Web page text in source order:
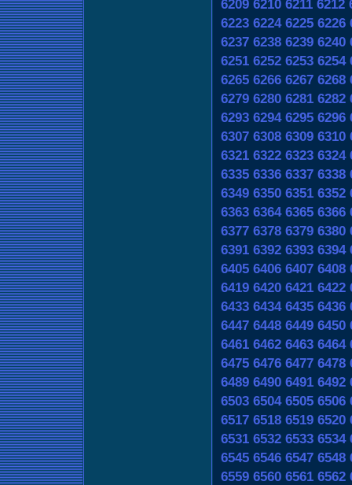
6209 6210 6211 6212
6223 6224 6225 6226
6237 6238 6239 6240
6251 6252 6253 6254
6265 6266 6267 6268
6279 6280 6281 6282
6293 6294 6295 6296
6307 6308 6309 6310
6321 6322 6323 6324
6335 6336 6337 6338
6349 6350 6351 6352
6363 6364 6365 6366
6377 6378 6379 6380
6391 6392 6393 6394
6405 6406 6407 6408
6419 6420 6421 6422
6433 6434 6435 6436
6447 6448 6449 6450
6461 6462 6463 6464
6475 6476 6477 6478
6489 6490 6491 6492
6503 6504 6505 6506
6517 6518 6519 6520
6531 6532 6533 6534
6545 6546 6547 6548
6559 6560 6561 6562